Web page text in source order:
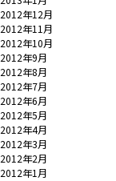
2012年12月
2012年11月
2012年10月
2012年9月
2012年8月
2012年7月
2012年6月
2012年5月
2012年4月
2012年3月
2012年2月
2012年1月